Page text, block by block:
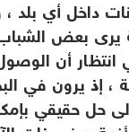
داخل أي بلد ،
يرى بعض
أن
، إذ يرون في
حل حقيقي